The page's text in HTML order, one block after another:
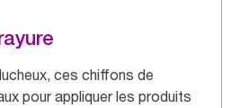
ces chiffons de
pour appliquer les produits